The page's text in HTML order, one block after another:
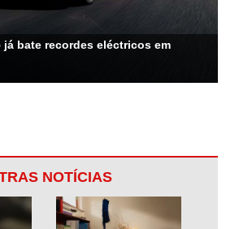
já bate recordes eléctricos em
NOTÍCIAS